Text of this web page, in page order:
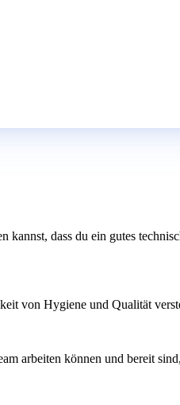
dass du ein gutes
von Hygiene und Qualität
arbeiten können und bereit